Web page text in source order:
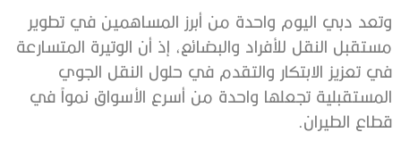
وتعد دبي اليوم واحدة من أبرز المساهمين في تطوير
مستقبل النقل للأفراد والبضائع، إذ أن الوتيرة المتسارعة
في تعزيز الابتكار والتقدم في حلول النقل الجوي
المستقبلية تجعلها واحدة من أسرع الأسواق نمواً في
قطاع الطيران.